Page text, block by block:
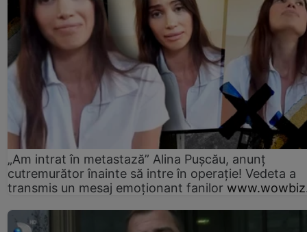
„Am intrat în metastază” Alina Pușcău, anunț
cutremurător înainte să intre în operație! Vedeta a
transmis un mesaj emoționant fanilor